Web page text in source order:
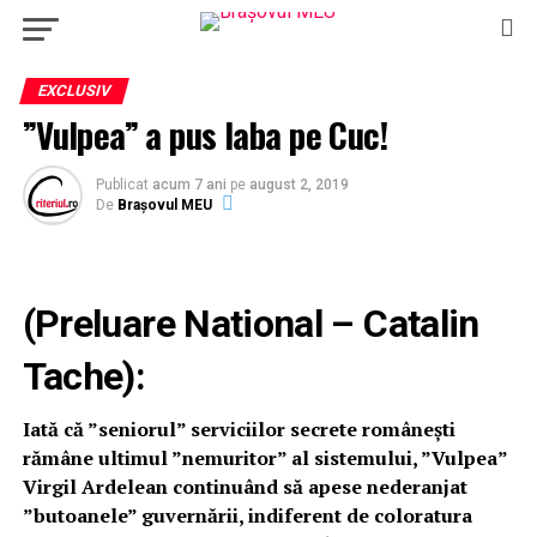
EXCLUSIV
”Vulpea” a pus laba pe Cuc!
Publicat acum 7 ani pe august 2, 2019
De Brașovul MEU
(Preluare National – Catalin
Tache):
Iată că ”seniorul” serviciilor secrete românești
rămâne ultimul ”nemuritor” al sistemului, ”Vulpea”
Virgil Ardelean continuând să apese nederanjat
”butoanele” guvernării, indiferent de coloratura